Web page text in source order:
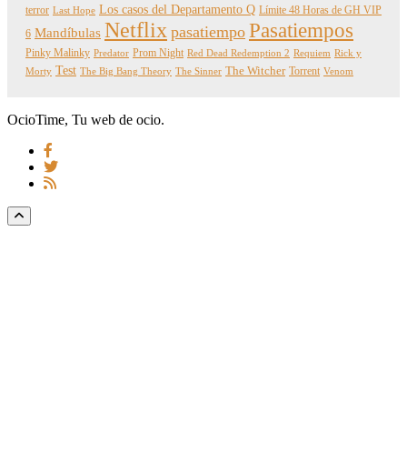
terror Last Hope Los casos del Departamento Q Límite 48 Horas de GH VIP
6 Mandíbulas Netflix pasatiempo Pasatiempos
Pinky Malinky Predator Prom Night Red Dead Redemption 2 Requiem Rick y
Morty Test The Big Bang Theory The Sinner The Witcher Torrent Venom
OcioTime, Tu web de ocio.